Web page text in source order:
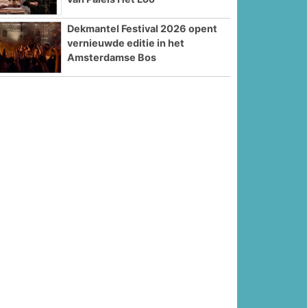
Dekmantel Festival 2026 opent
vernieuwde editie in het
Amsterdamse Bos